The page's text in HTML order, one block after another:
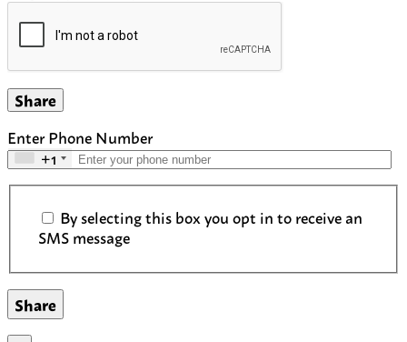
Share
Enter Phone Number
+1
By selecting this box you opt in to receive an
SMS message